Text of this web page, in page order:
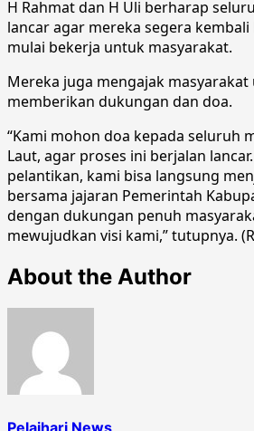
H Rahmat dan H Uli berharap
lancar agar mereka segera kembali
mulai bekerja untuk masyarakat.
Mereka juga mengajak
memberikan dukungan dan doa.
“Kami mohon doa kepada seluruh
Laut, agar proses ini berjalan
pelantikan, kami bisa langsung
bersama jajaran Pemerintah
dengan dukungan penuh
mewujudkan visi kami,” tutupnya.
About the Author
Pelaihari News